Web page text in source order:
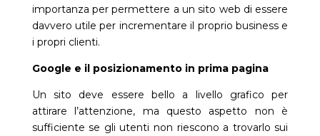
importanza per permettere a un sito web di essere
davvero utile per incrementare il proprio business e
i propri clienti.
Google e il posizionamento in prima pagina
Un sito deve essere bello a livello grafico per
attirare l’attenzione, ma questo aspetto non è
sufficiente se gli utenti non riescono a trovarlo sui